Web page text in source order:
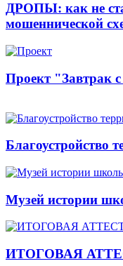
ДРОПЫ: как не
мошеннической
Проект "Завтрак
Благоустройство
Музей истории
ИТОГОВАЯ